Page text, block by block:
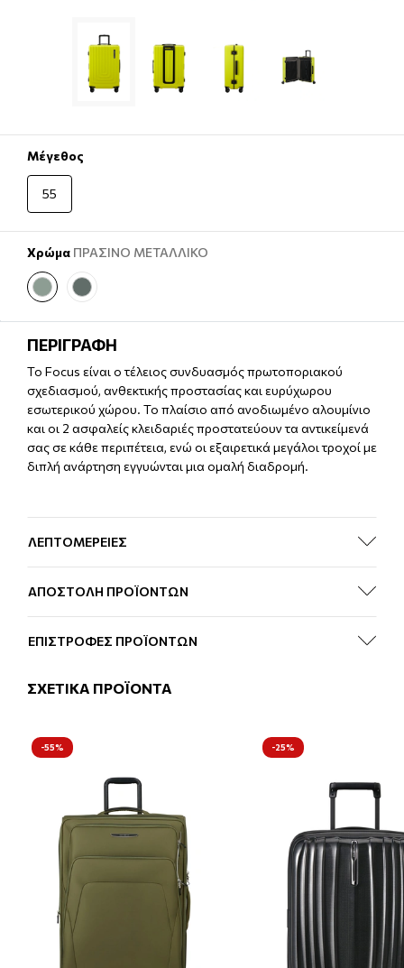
Μέγεθος
55
Χρώμα ΠΡΑΣΙΝΟ ΜΕΤΑΛΛΙΚΟ
ΠΕΡΙΓΡΑΦΗ
Το Focus είναι ο τέλειος συνδυασμός πρωτοποριακού
σχεδιασμού, ανθεκτικής προστασίας και ευρύχωρου
εσωτερικού χώρου. Το πλαίσιο από ανοδιωμένο αλουμίνιο
και οι 2 ασφαλείς κλειδαριές προστατεύουν τα αντικείμενά
σας σε κάθε περιπέτεια, ενώ οι εξαιρετικά μεγάλοι τροχοί με
διπλή ανάρτηση εγγυώνται μια ομαλή διαδρομή.
ΛΕΠΤΟΜΕΡΕΙΕΣ
ΑΠΟΣΤΟΛΗ ΠΡΟΪΟΝΤΩΝ
ΕΠΙΣΤΡΟΦΕΣ ΠΡΟΪΟΝΤΩΝ
ΣΧΕΤΙΚΑ ΠΡΟΪΟΝΤΑ
-55% -25%